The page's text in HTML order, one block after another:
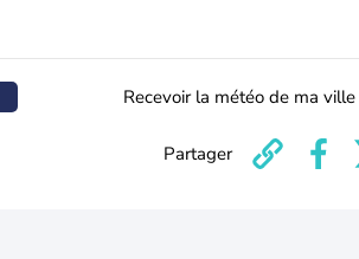
Recevoir la météo de ma ville
Partager